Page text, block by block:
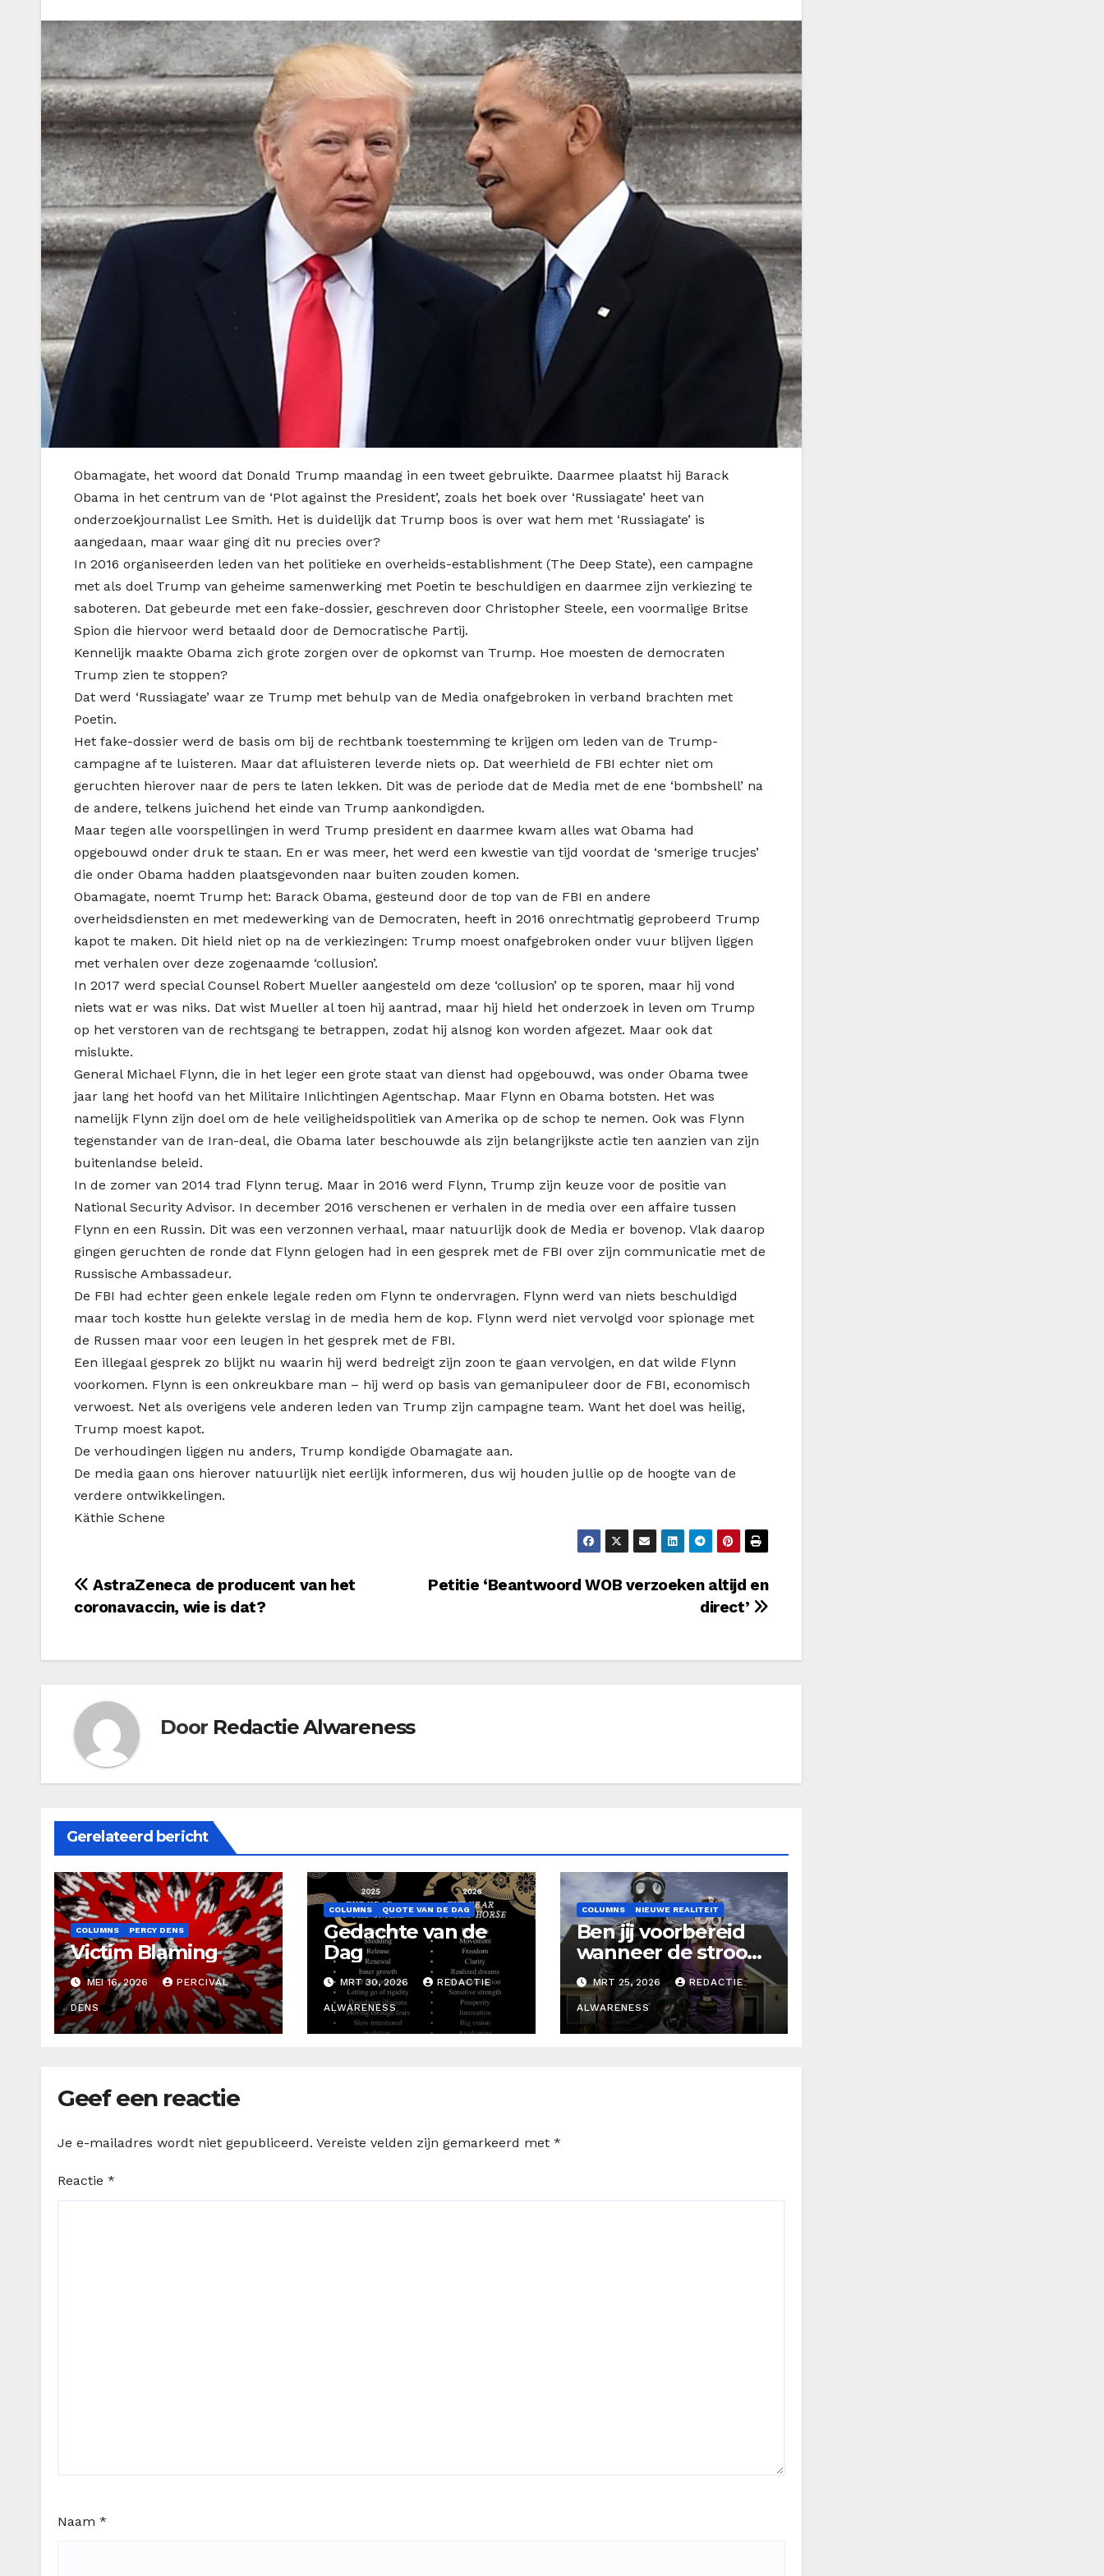
Obamagate, het woord dat Donald Trump maandag in een tweet gebruikte. Daarmee plaatst hij Barack
Obama in het centrum van de ‘Plot against the President’, zoals het boek over ‘Russiagate’ heet van
onderzoekjournalist Lee Smith. Het is duidelijk dat Trump boos is over wat hem met ‘Russiagate’ is
aangedaan, maar waar ging dit nu precies over?
In 2016 organiseerden leden van het politieke en overheids-establishment (The Deep State), een campagne
met als doel Trump van geheime samenwerking met Poetin te beschuldigen en daarmee zijn verkiezing te
saboteren. Dat gebeurde met een fake-dossier, geschreven door Christopher Steele, een voormalige Britse
Spion die hiervoor werd betaald door de Democratische Partij.
Kennelijk maakte Obama zich grote zorgen over de opkomst van Trump. Hoe moesten de democraten
Trump zien te stoppen?
Dat werd ‘Russiagate’ waar ze Trump met behulp van de Media onafgebroken in verband brachten met
Poetin.
Het fake-dossier werd de basis om bij de rechtbank toestemming te krijgen om leden van de Trump-
campagne af te luisteren. Maar dat afluisteren leverde niets op. Dat weerhield de FBI echter niet om
geruchten hierover naar de pers te laten lekken. Dit was de periode dat de Media met de ene ‘bombshell’ na
de andere, telkens juichend het einde van Trump aankondigden.
Maar tegen alle voorspellingen in werd Trump president en daarmee kwam alles wat Obama had
opgebouwd onder druk te staan. En er was meer, het werd een kwestie van tijd voordat de ‘smerige trucjes’
die onder Obama hadden plaatsgevonden naar buiten zouden komen.
Obamagate, noemt Trump het: Barack Obama, gesteund door de top van de FBI en andere
overheidsdiensten en met medewerking van de Democraten, heeft in 2016 onrechtmatig geprobeerd Trump
kapot te maken. Dit hield niet op na de verkiezingen: Trump moest onafgebroken onder vuur blijven liggen
met verhalen over deze zogenaamde ‘collusion’.
In 2017 werd special Counsel Robert Mueller aangesteld om deze ‘collusion’ op te sporen, maar hij vond
niets wat er was niks. Dat wist Mueller al toen hij aantrad, maar hij hield het onderzoek in leven om Trump
op het verstoren van de rechtsgang te betrappen, zodat hij alsnog kon worden afgezet. Maar ook dat
mislukte.
General Michael Flynn, die in het leger een grote staat van dienst had opgebouwd, was onder Obama twee
jaar lang het hoofd van het Militaire Inlichtingen Agentschap. Maar Flynn en Obama botsten. Het was
namelijk Flynn zijn doel om de hele veiligheidspolitiek van Amerika op de schop te nemen. Ook was Flynn
tegenstander van de Iran-deal, die Obama later beschouwde als zijn belangrijkste actie ten aanzien van zijn
buitenlandse beleid.
In de zomer van 2014 trad Flynn terug. Maar in 2016 werd Flynn, Trump zijn keuze voor de positie van
National Security Advisor. In december 2016 verschenen er verhalen in de media over een affaire tussen
Flynn en een Russin. Dit was een verzonnen verhaal, maar natuurlijk dook de Media er bovenop. Vlak daarop
gingen geruchten de ronde dat Flynn gelogen had in een gesprek met de FBI over zijn communicatie met de
Russische Ambassadeur.
De FBI had echter geen enkele legale reden om Flynn te ondervragen. Flynn werd van niets beschuldigd
maar toch kostte hun gelekte verslag in de media hem de kop. Flynn werd niet vervolgd voor spionage met
de Russen maar voor een leugen in het gesprek met de FBI.
Een illegaal gesprek zo blijkt nu waarin hij werd bedreigt zijn zoon te gaan vervolgen, en dat wilde Flynn
voorkomen. Flynn is een onkreukbare man – hij werd op basis van gemanipuleer door de FBI, economisch
verwoest. Net als overigens vele anderen leden van Trump zijn campagne team. Want het doel was heilig,
Trump moest kapot.
De verhoudingen liggen nu anders, Trump kondigde Obamagate aan.
De media gaan ons hierover natuurlijk niet eerlijk informeren, dus wij houden jullie op de hoogte van de
verdere ontwikkelingen.
Käthie Schene
Bericht
navigatie
Petitie ‘Beantwoord WOB verzoeken altijd en
direct’
AstraZeneca de producent van het
coronavaccin, wie is dat?
Door Redactie Alwareness
Gerelateerd bericht
COLUMNS PERCY DENS
Victim Blaming
MEI 16, 2026 PERCIVAL
DENS
COLUMNS QUOTE VAN DE DAG
Gedachte van de
Dag
MRT 30, 2026 REDACTIE
ALWARENESS
COLUMNS NIEUWE REALITEIT
Ben jij voorbereid
wanneer de stroom
uitvalt?
MRT 25, 2026 REDACTIE
ALWARENESS
Geef een reactie
Je e-mailadres wordt niet gepubliceerd. Vereiste velden zijn gemarkeerd met *
Reactie *
Naam *